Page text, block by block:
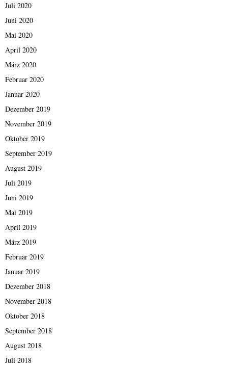
Juli 2020
Juni 2020
Mai 2020
April 2020
März 2020
Februar 2020
Januar 2020
Dezember 2019
November 2019
Oktober 2019
September 2019
August 2019
Juli 2019
Juni 2019
Mai 2019
April 2019
März 2019
Februar 2019
Januar 2019
Dezember 2018
November 2018
Oktober 2018
September 2018
August 2018
Juli 2018